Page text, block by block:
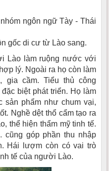
ngôn ngữ Tày - Thái
gốc di cư từ Lào sang.
Lào làm ruộng nước với
lý. Ngoài ra họ còn làm
gia cầm. Tiểu thủ công
biệt phát triển. Họ làm
sản phẩm như chum vại,
Nghề dệt thổ cẩm tạo ra
thể hiện thẩm mỹ tinh tế.
cũng góp phần thu nhập
Hái lượm còn có vai trò
tế của người Lào.